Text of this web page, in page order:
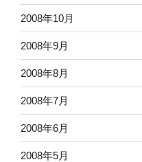
2008年10月
2008年9月
2008年8月
2008年7月
2008年6月
2008年5月